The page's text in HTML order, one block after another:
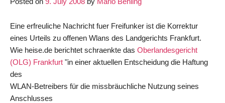
Rechtliche
offener
WLANs
Eine erfreuliche Nachricht fuer Freifunker ist die Korrektur
eines Urteils zu offenen Wlans des Landgerichts Frankfurt.
Wie heise.de berichtet schraenkte das Oberlandesgericht
(OLG) Frankfurt "in einer aktuellen Entscheidung die Haftung
des
WLAN-Betreibers für die missbräuchliche Nutzung seines
Anschlusses